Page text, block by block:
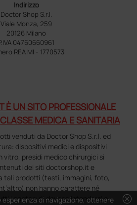
Indirizzo
Doctor Shop S.r.l.
Viale Monza, 259
20126 Milano
04760660961
REA MI - 1770573
È UN SITO PROFESSIONALE
MEDICA E SANITARIA
venduti da Doctor Shop S.r.l. ed
dispositivi medici e dispositivi
vitro, presidi medico chirurgici si
dei siti doctorshop.it e
tali prodotti (testi, immagini, foto,
non hanno carattere né
i contenuti devono intendersi e
cancel
esperienza di navigazione, ottenere